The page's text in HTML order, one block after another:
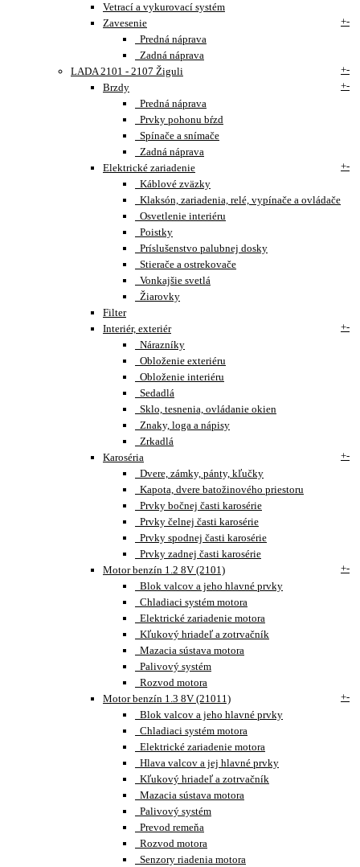
Vetrací a vykurovací systém
Zavesenie
+-
Predná náprava
Zadná náprava
LADA 2101 - 2107 Žiguli
+-
Brzdy
+-
Predná náprava
Prvky pohonu bŕzd
Spínače a snímače
Zadná náprava
Elektrické zariadenie
+-
Káblové zväzky
Klaksón, zariadenia, relé, vypínače a ovládače
Osvetlenie interiéru
Poistky
Príslušenstvo palubnej dosky
Stierače a ostrekovače
Vonkajšie svetlá
Žiarovky
Filter
Interiér, exteriér
+-
Nárazníky
Obloženie exteriéru
Obloženie interiéru
Sedadlá
Sklo, tesnenia, ovládanie okien
Znaky, loga a nápisy
Zrkadlá
Karoséria
+-
Dvere, zámky, pánty, kľučky
Kapota, dvere batožinového priestoru
Prvky bočnej časti karosérie
Prvky čelnej časti karosérie
Prvky spodnej časti karosérie
Prvky zadnej časti karosérie
Motor benzín 1.2 8V (2101)
+-
Blok valcov a jeho hlavné prvky
Chladiaci systém motora
Elektrické zariadenie motora
Kľukový hriadeľ a zotrvačník
Mazacia sústava motora
Palivový systém
Rozvod motora
Motor benzín 1.3 8V (21011)
+-
Blok valcov a jeho hlavné prvky
Chladiaci systém motora
Elektrické zariadenie motora
Hlava valcov a jej hlavné prvky
Kľukový hriadeľ a zotrvačník
Mazacia sústava motora
Palivový systém
Prevod remeňa
Rozvod motora
Senzory riadenia motora